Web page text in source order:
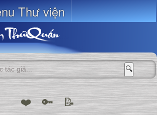
Thư viện
🔍
❤️ 🔑 📝